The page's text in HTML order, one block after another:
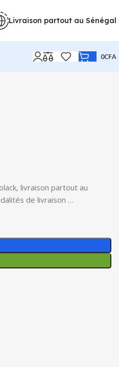
Livraison partout au Sénégal
0CFA
livraison partout au
de livraison …